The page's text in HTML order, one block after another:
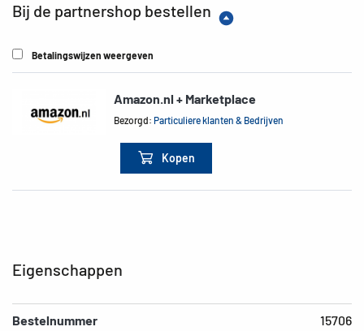
Bij de partnershop bestellen
Betalingswijzen weergeven
Amazon.nl + Marketplace
Bezorgd:Particuliere klanten & Bedrijven
Kopen
Eigenschappen
Bestelnummer 15706